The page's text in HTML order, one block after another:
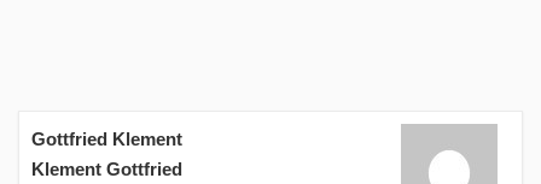
Gottfried Klement
Klement Gottfried